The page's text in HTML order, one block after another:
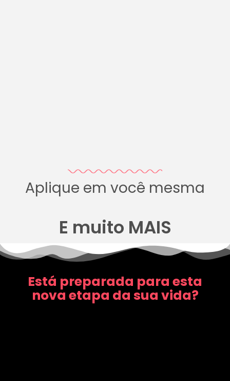
Aplique em você mesma
E muito MAIS
Está preparada para esta
nova etapa da sua vida?